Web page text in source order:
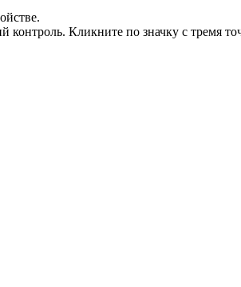
Кликните по значку с тремя